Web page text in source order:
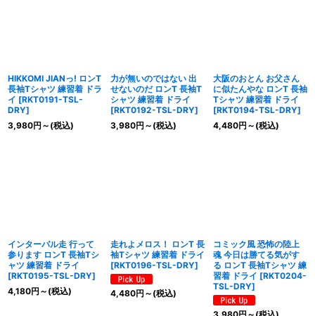
HIKKOMI JIANっ! ロンT
長袖Tシャツ 練習着 ドラ
イ [RKT0191-TSL-
DRY]
3,980円 ～ (税込)
力が無いのではない 出
せないのだ ロンT 長袖T
シャツ 練習着 ドライ
[RKT0192-TSL-DRY]
3,980円 ～ (税込)
大阪のおとん お父さん
に似たんやな ロンT 長袖
Tシャツ 練習着 ドライ
[RKT0194-TSL-DRY]
4,480円 ～ (税込)
インターバル走 行って
参ります ロンT 長袖Tシ
ャツ 練習着 ドライ
[RKT0195-TSL-DRY]
4,180円 ～ (税込)
走れよメロス！ ロンT 長
袖Tシャツ 練習着 ドライ
[RKT0196-TSL-DRY]
4,480円 ～ (税込)
コミック風 恐怖の陸上
魂 今日は勝てる気がす
る ロンT 長袖Tシャツ 練
習着 ドライ [RKT0204-
TSL-DRY]
3,980円 ～ (税込)